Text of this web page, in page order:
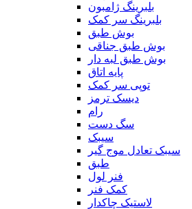
بلبرینگ ژامبون
بلبرینگ سر کمک
بوش طبق
بوش طبق جناقی
بوش طبق لبه دار
پایه اتاق
توپی سر کمک
دیسک ترمز
رام
سگ دست
سیبک
سیبک تعادل موج گیر
طبق
فنر لول
کمک فنر
لاستیک چاکدار